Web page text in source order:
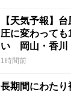
【天気予報】
圧に変わって
い 岡山・香川
1時間前
長期間にわた